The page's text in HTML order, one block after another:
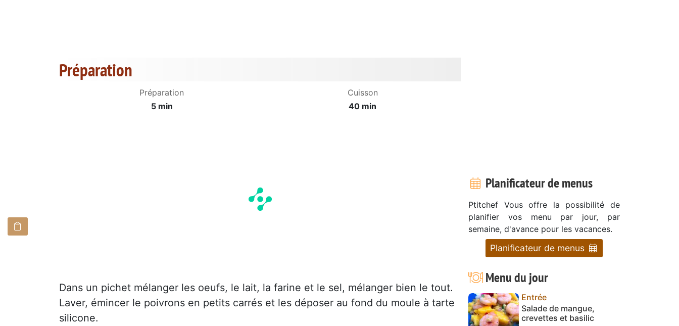
Préparation
Préparation
5 min
Cuisson
40 min
Dans un pichet mélanger les oeufs, le lait, la farine et le sel, mélanger bien le tout.
Laver, émincer le poivrons en petits carrés et les déposer au fond du moule à tarte
silicone.
Planificateur de menus
Ptitchef Vous offre la possibilité de
planifier vos menu par jour, par
semaine, d'avance pour les vacances.
Planificateur de menus
Menu du jour
Entrée
Salade de mangue,
crevettes et basilic